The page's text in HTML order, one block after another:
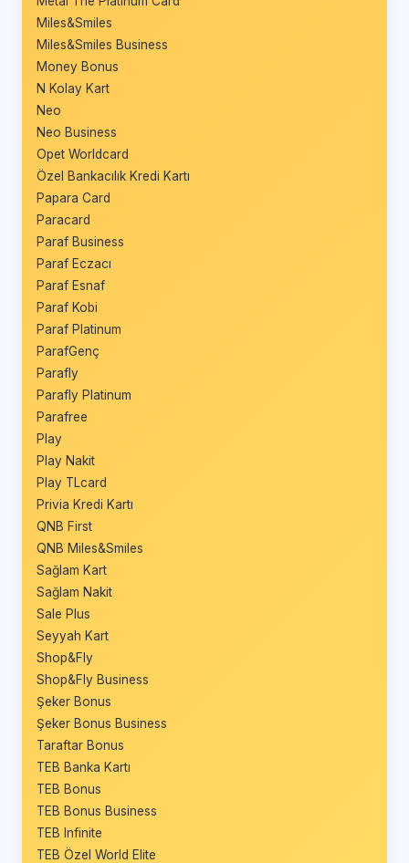
Miles&Smiles
Miles&Smiles Business
Money Bonus
N Kolay Kart
Neo
Neo Business
Opet Worldcard
Özel Bankacılık Kredi Kartı
Papara Card
Paracard
Paraf Business
Paraf Eczacı
Paraf Esnaf
Paraf Kobi
Paraf Platinum
ParafGenç
Parafly
Parafly Platinum
Parafree
Play
Play Nakit
Play TLcard
Privia Kredi Kartı
QNB First
QNB Miles&Smiles
Sağlam Kart
Sağlam Nakit
Sale Plus
Seyyah Kart
Shop&Fly
Shop&Fly Business
Şeker Bonus
Şeker Bonus Business
Taraftar Bonus
TEB Banka Kartı
TEB Bonus
TEB Bonus Business
TEB Infinite
TEB Özel World Elite